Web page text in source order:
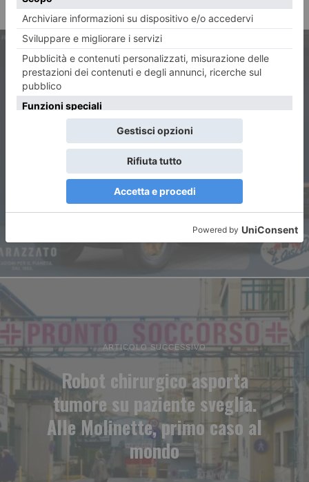
ARTICOLO PRECEDENTE
Camion storici: Marazzato
presenta il “gioiello” Alfa
Romeo 455
ARTICOLO SUCCESSIVO
Robot chirurgico asporta
tumore su paziente sveglia.
Alle Molinette, primo caso al
mondo